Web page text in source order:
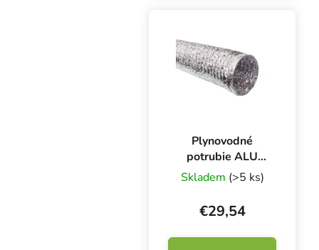
odolnosť proti
roztrhnutiu....
Plynovodné
potrubie ALU
Silver 200 mm,
box 10 m
Skladem (>5 ks)
€29,54